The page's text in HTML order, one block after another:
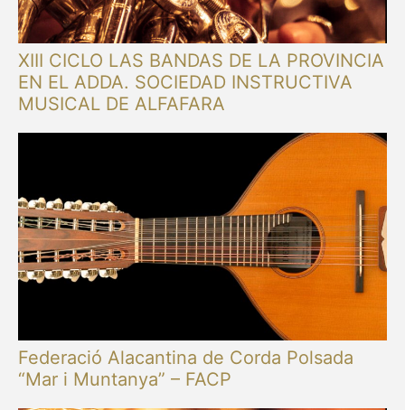
XIII CICLO LAS BANDAS DE LA PROVINCIA
EN EL ADDA. SOCIEDAD INSTRUCTIVA
MUSICAL DE ALFAFARA
Federació Alacantina de Corda Polsada
“Mar i Muntanya” – FACP